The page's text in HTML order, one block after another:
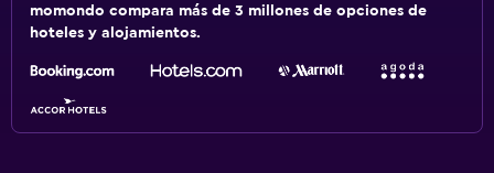
momondo compara más de 3 millones de opciones de
hoteles y alojamientos.